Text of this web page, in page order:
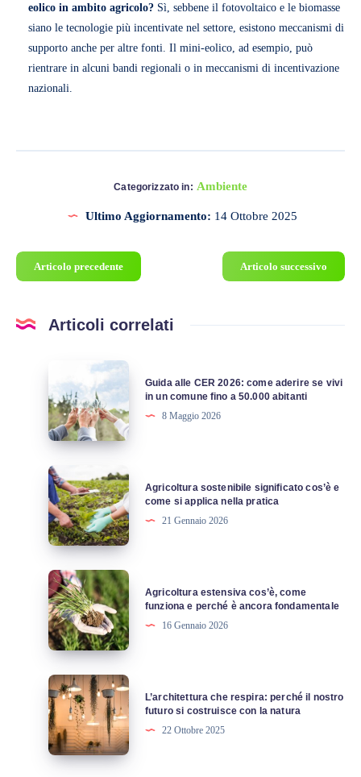
eolico in ambito agricolo? Sì, sebbene il fotovoltaico e le biomasse
siano le tecnologie più incentivate nel settore, esistono meccanismi di
supporto anche per altre fonti. Il mini-eolico, ad esempio, può
rientrare in alcuni bandi regionali o in meccanismi di incentivazione
nazionali.
Categorizzato in: Ambiente
Ultimo Aggiornamento: 14 Ottobre 2025
Articolo precedente Articolo successivo
Articoli correlati
CER
2026:
come
aderire
se
vivi
in
un
comune
fino
a
50.000
abitanti
Guida alle CER 2026: come aderire se vivi
in un comune fino a 50.000 abitanti
8 Maggio 2026
Agricoltura
sostenibile
significato
cos’è
come
si
applica
nella
pratica
Agricoltura sostenibile significato cos’è e
come si applica nella pratica
21 Gennaio 2026
Agricoltura
estensiva
cos’è,
come
funziona
e
perché
è
ancora
fondamentale
Agricoltura estensiva cos’è, come
funziona e perché è ancora fondamentale
16 Gennaio 2026
L’architettura
che
respira:
perché
L’architettura che respira: perché il nostro
futuro si costruisce con la natura
22 Ottobre 2025